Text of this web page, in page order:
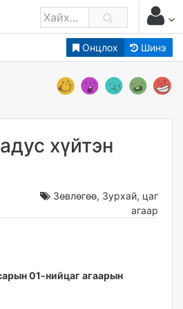
Онцлох Шинэ
хүйтэн
Зөвлөгөө, Зурхай, цаг
агаар
01-нийцаг агаарын